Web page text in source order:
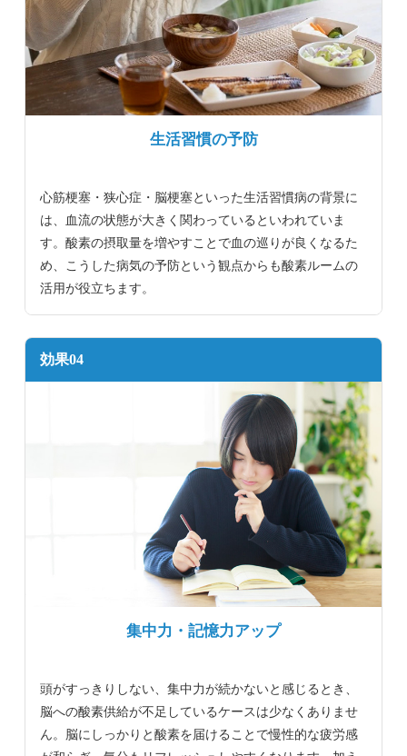
生活習慣の予防
心筋梗塞・狭心症・脳梗塞といった生活習慣病の背景に
は、血流の状態が大きく関わっているといわれていま
す。酸素の摂取量を増やすことで血の巡りが良くなるた
め、こうした病気の予防という観点からも酸素ルームの
活用が役立ちます。
効果04
集中力・記憶力アップ
頭がすっきりしない、集中力が続かないと感じるとき、
脳への酸素供給が不足しているケースは少なくありませ
ん。脳にしっかりと酸素を届けることで慢性的な疲労感